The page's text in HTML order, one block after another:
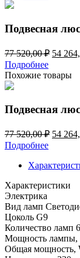
Подвесная
77 520,00₽ 54
Подробнее
Похожие товары
Подвесная
77 520,00₽
77
54
Подробнее
Характеристики
Электрика
Вид ламп
Цоколь G9
Количество ламп 6
Мощность лампы,
Общая мощность,